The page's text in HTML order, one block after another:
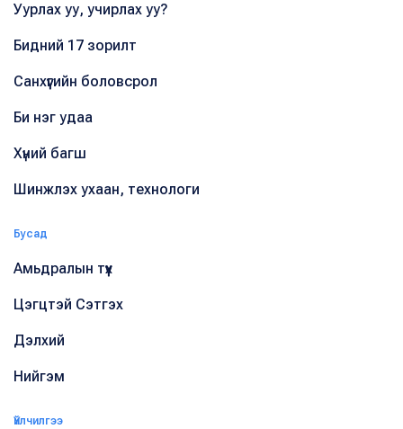
Уурлах уу, учирлах уу?
Бидний 17 зорилт
Санхүүгийн боловсрол
Би нэг удаа
Хүний багш
Шинжлэх ухаан, технологи
Бусад
Амьдралын түүх
Цэгцтэй Сэтгэх
Дэлхий
Нийгэм
Үйлчилгээ